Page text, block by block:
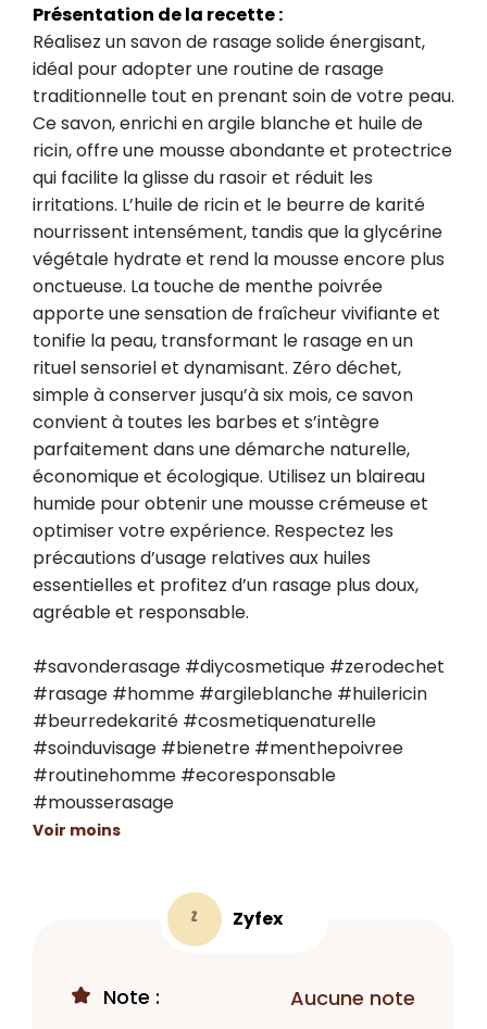
Présentation de la recette :
Réalisez un savon de rasage solide énergisant,
idéal pour adopter une routine de rasage
traditionnelle tout en prenant soin de votre peau.
Ce savon, enrichi en argile blanche et huile de
ricin, offre une mousse abondante et protectrice
qui facilite la glisse du rasoir et réduit les
irritations. L’huile de ricin et le beurre de karité
nourrissent intensément, tandis que la glycérine
végétale hydrate et rend la mousse encore plus
onctueuse. La touche de menthe poivrée
apporte une sensation de fraîcheur vivifiante et
tonifie la peau, transformant le rasage en un
rituel sensoriel et dynamisant. Zéro déchet,
simple à conserver jusqu’à six mois, ce savon
convient à toutes les barbes et s’intègre
parfaitement dans une démarche naturelle,
économique et écologique. Utilisez un blaireau
humide pour obtenir une mousse crémeuse et
optimiser votre expérience. Respectez les
précautions d’usage relatives aux huiles
essentielles et profitez d’un rasage plus doux,
agréable et responsable.
#savonderasage #diycosmetique #zerodechet
#rasage #homme #argileblanche #huilericin
#beurredekarité #cosmetiquenaturelle
#soinduvisage #bienetre #menthepoivree
#routinehomme #ecoresponsable
#mousserasage
Voir moins
Z Zyfex
Note : Aucune note